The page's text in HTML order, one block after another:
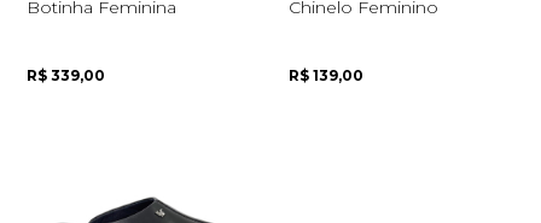
Botinha Feminina
R$ 339,00
Chinelo Feminino
R$ 139,00